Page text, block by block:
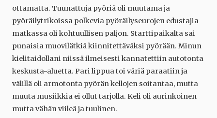
ottamatta. Tuunattuja pyöriä oli muutama ja
pyöräilytrikoissa polkevia pyöräilyseurojen edustajia
matkassa oli kohtuullisen paljon. Starttipaikalta sai
punaisia muovilätkiä kiinnitettäväksi pyörään. Minun
kielitaidollani niissä ilmeisesti kannatettiin autotonta
keskusta-aluetta. Pari lippua toi väriä paraatiin ja
välillä oli armotonta pyörän kellojen soitantaa, mutta
muuta musiikkia ei ollut tarjolla. Keli oli aurinkoinen
mutta vähän viileä ja tuulinen.